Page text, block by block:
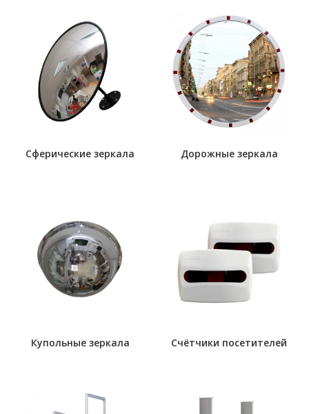
Сферические зеркала Дорожные зеркала
Купольные зеркала Счётчики посетителей